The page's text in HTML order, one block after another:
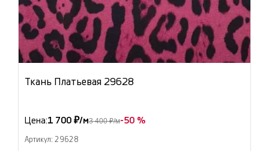
Ткань Платьевая 29628
Цена:1 700 ₽/м3 400 ₽/м-50 %
Артикул: 29628